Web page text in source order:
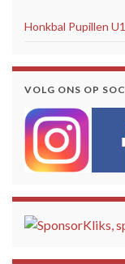
Honkbal Pupillen
VOLG ONS OP